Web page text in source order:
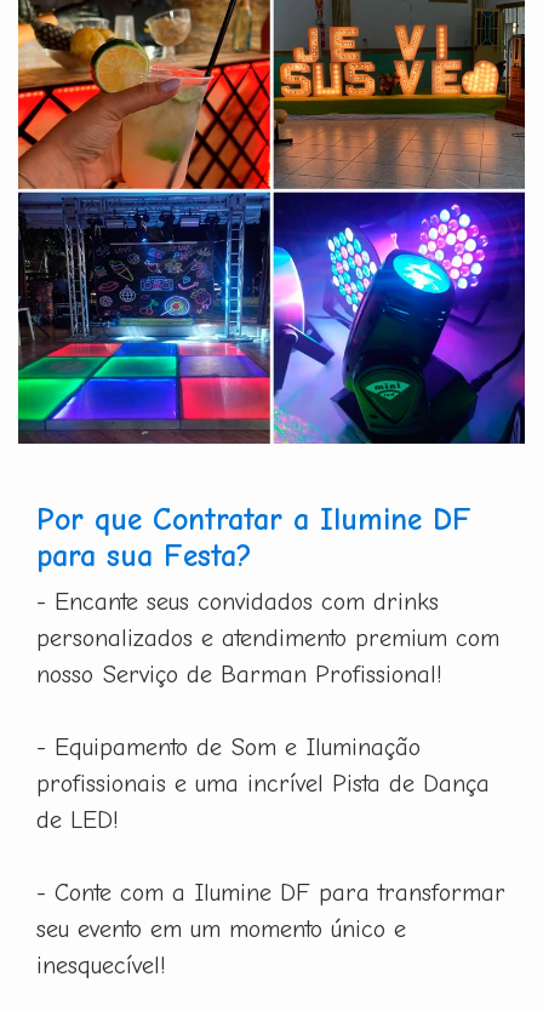
Por que Contratar a Ilumine DF
para sua Festa?
- Encante seus convidados com drinks
personalizados e atendimento premium com
nosso Serviço de Barman Profissional!
- Equipamento de Som e Iluminação
profissionais e uma incrível Pista de Dança
de LED!
- Conte com a Ilumine DF para transformar
seu evento em um momento único e
inesquecível!